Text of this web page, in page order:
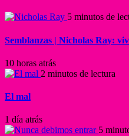
5 minutos de
Semblanzas | Nicholas Ray:
10 horas atrás
2 minutos de lectura
El mal
1 día atrás
5